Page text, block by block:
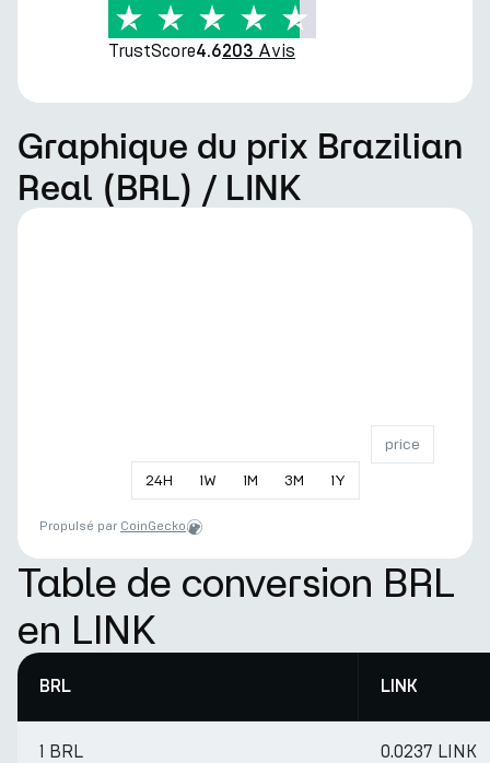
TrustScore4.6203 Avis
Graphique du prix Brazilian
Real (BRL) / LINK
24H 1W 1M 3M 1Y
price
Propulsé par CoinGecko
Table de conversion BRL
en LINK
BRL LINK
1 BRL 0.0237 LINK